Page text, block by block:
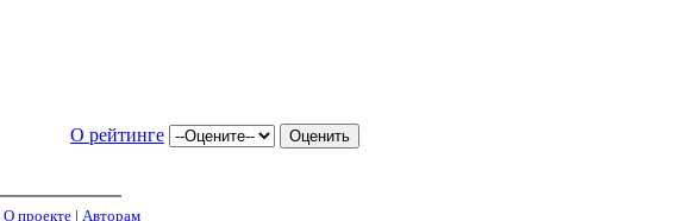
О рейтинге
О проекте| Авторам